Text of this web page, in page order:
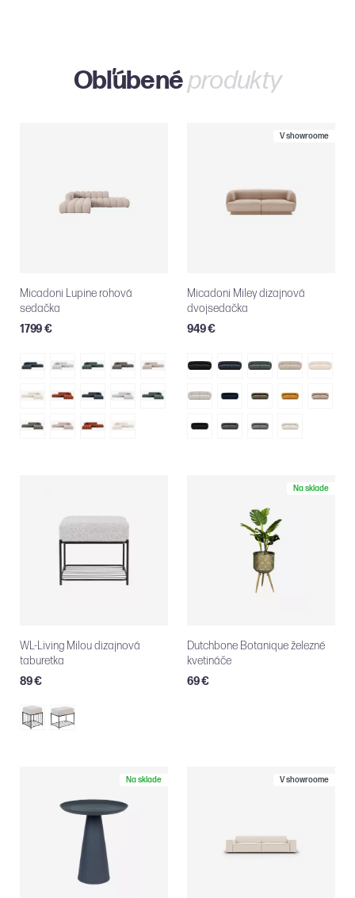
Obľúbenéprodukty
Micadoni Lupine rohová
sedačka
1799 €
V showroome
Micadoni Miley dizajnová
dvojsedačka
949 €
WL-Living Milou dizajnová
taburetka
89 €
Na sklade
Dutchbone Botanique železné
kvetináče
69 €
Na sklade V showroome